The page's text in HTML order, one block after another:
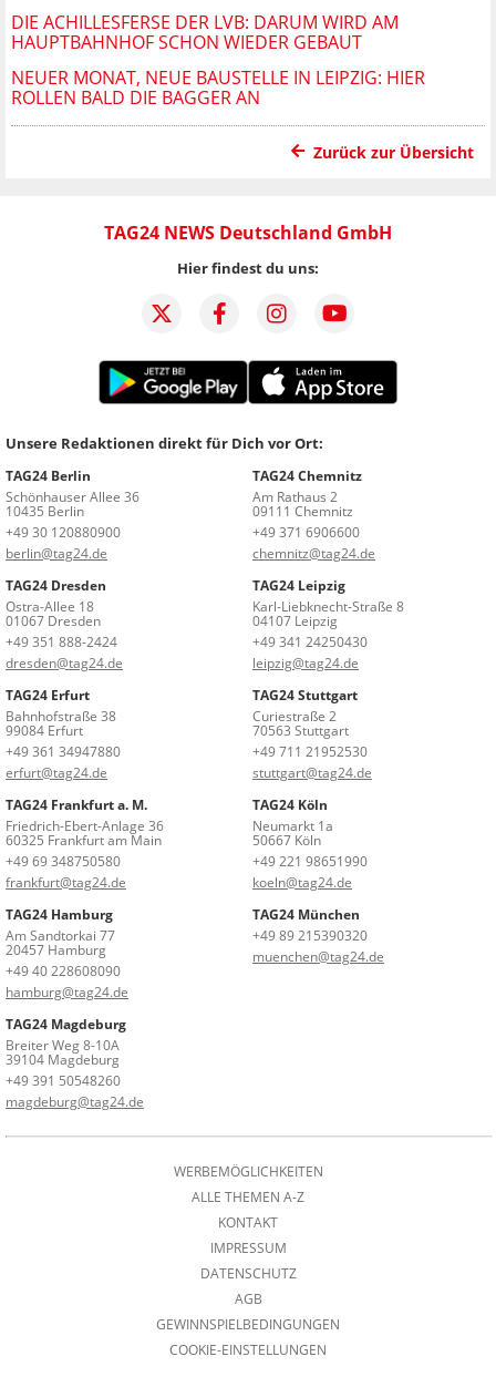
DIE ACHILLESFERSE DER LVB: DARUM WIRD AM
HAUPTBAHNHOF SCHON WIEDER GEBAUT
NEUER MONAT, NEUE BAUSTELLE IN LEIPZIG: HIER
ROLLEN BALD DIE BAGGER AN
Zurück zur Übersicht
TAG24 NEWS Deutschland GmbH
Hier findest du uns:
Unsere Redaktionen direkt für Dich vor Ort:
TAG24 Berlin
Schönhauser Allee 36
10435 Berlin
+49 30 120880900
berlin@tag24.de
TAG24 Chemnitz
Am Rathaus 2
09111 Chemnitz
+49 371 6906600
chemnitz@tag24.de
TAG24 Dresden
Ostra-Allee 18
01067 Dresden
+49 351 888-2424
dresden@tag24.de
TAG24 Leipzig
Karl-Liebknecht-Straße 8
04107 Leipzig
+49 341 24250430
leipzig@tag24.de
TAG24 Erfurt
Bahnhofstraße 38
99084 Erfurt
+49 361 34947880
erfurt@tag24.de
TAG24 Stuttgart
Curiestraße 2
70563 Stuttgart
+49 711 21952530
stuttgart@tag24.de
TAG24 Frankfurt a. M.
Friedrich-Ebert-Anlage 36
60325 Frankfurt am Main
+49 69 348750580
frankfurt@tag24.de
TAG24 Köln
Neumarkt 1a
50667 Köln
+49 221 98651990
koeln@tag24.de
TAG24 Hamburg
Am Sandtorkai 77
20457 Hamburg
+49 40 228608090
hamburg@tag24.de
TAG24 München
+49 89 215390320
muenchen@tag24.de
TAG24 Magdeburg
Breiter Weg 8-10A
39104 Magdeburg
+49 391 50548260
magdeburg@tag24.de
WERBEMÖGLICHKEITEN
ALLE THEMEN A-Z
KONTAKT
IMPRESSUM
DATENSCHUTZ
AGB
GEWINNSPIELBEDINGUNGEN
COOKIE-EINSTELLUNGEN